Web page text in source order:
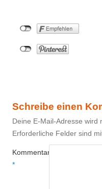
Schreibe einen
Deine E-Mail-Adresse wird
Erforderliche Felder sind
Kommentar
*